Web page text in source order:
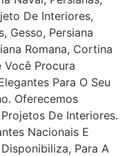
De Interiores,
Gesso, Persiana
Romana, Cortina
Você Procura
Para O Seu
Oferecemos
De Interiores.
Nacionais E
Para A